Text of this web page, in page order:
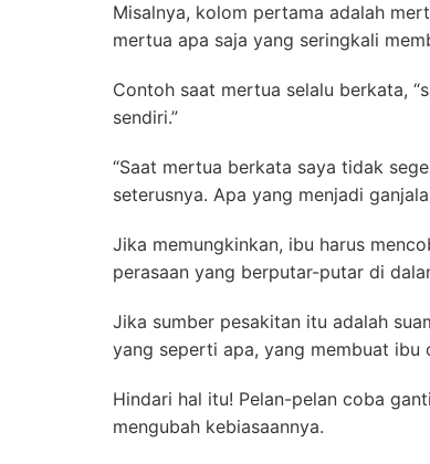
Misalnya, kolom pertama adalah
mertua apa saja yang seringkali
Contoh saat mertua selalu berkata,
sendiri.”
“Saat mertua berkata saya tidak
seterusnya. Apa yang menjadi
Jika memungkinkan, ibu harus
perasaan yang berputar-putar di
Jika sumber pesakitan itu adalah
yang seperti apa, yang membuat ibu
Hindari hal itu! Pelan-pelan coba
mengubah kebiasaannya.